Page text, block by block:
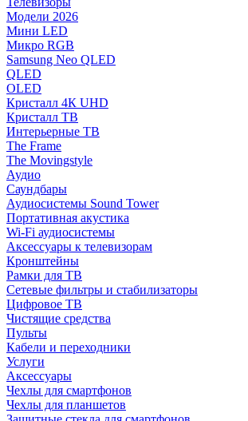
Модели 2026
Мини LED
Микро RGB
Samsung Neo QLED
QLED
OLED
Кристалл 4К UHD
Кристалл ТВ
Интерьерные ТВ
The Frame
The Movingstyle
Аудио
Саундбары
Аудиосистемы Sound Tower
Портативная акустика
Wi-Fi аудиосистемы
Аксессуары к телевизорам
Кронштейны
Рамки для ТВ
Сетевые фильтры и стабилизаторы
Цифровое ТВ
Чистящие средства
Пульты
Кабели и переходники
Услуги
Аксессуары
Чехлы для смартфонов
Чехлы для планшетов